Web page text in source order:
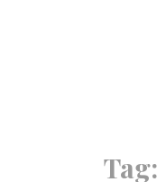
Tag: